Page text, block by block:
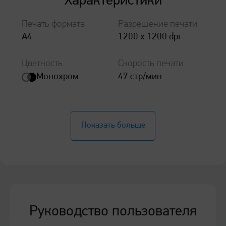
Унифицированные расходные материалы между
Поддержка печати по qr-коду cПО «Смарт Принт»
Печать формата
А4
Разрешение печати
1200 x 1200 dpi
Цветность
Монохром
Скорость печати
47 стр/мин
Общие характеристики
Процессор
Показать больше
Руководство пользователя